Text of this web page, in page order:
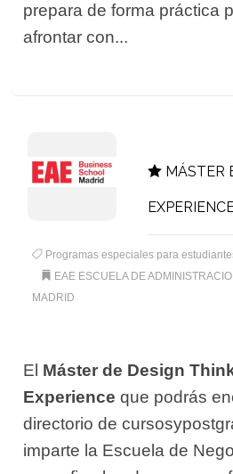
prepara de forma práctica
afrontar con...
MÁSTER
Programas especiales para
EAE ESCUELA DE
MADRID
El Máster de Design
Experience que podrás
directorio de
imparte la Escuela de